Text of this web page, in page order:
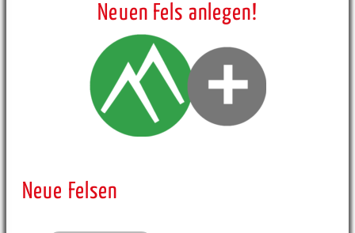
Neuen Fels anlegen!
Neue Felsen